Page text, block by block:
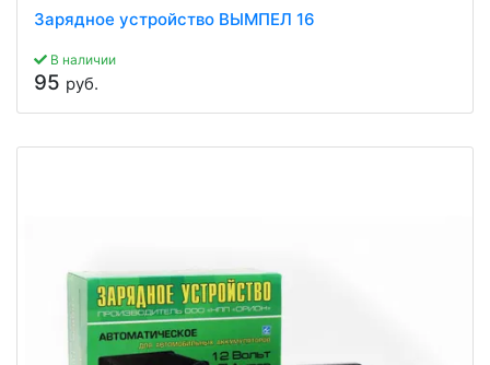
Зарядное устройство ВЫМПЕЛ 16
В наличии
95 руб.